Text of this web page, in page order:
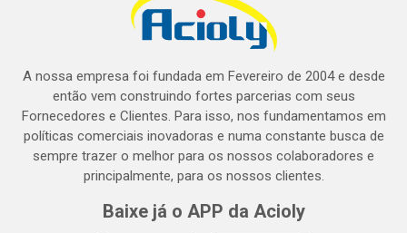
A nossa empresa foi fundada em Fevereiro de 2004 e desde
então vem construindo fortes parcerias com seus
Fornecedores e Clientes. Para isso, nos fundamentamos em
políticas comerciais inovadoras e numa constante busca de
sempre trazer o melhor para os nossos colaboradores e
principalmente, para os nossos clientes.
Baixe já o APP da Acioly